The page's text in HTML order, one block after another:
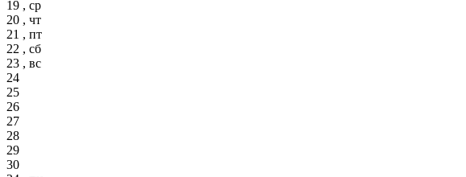
19 , ср
20 , чт
21 , пт
22 , сб
23 , вс
24
25
26
27
28
29
30